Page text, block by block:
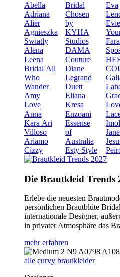
Abella
Adriana
Alier
Agnieszka
Swiatly
Alena
Leena
Bridal All
Who
Wander
Amy
Love
Anna
Kara Ari
Villoso
Ariamo
Cizzy
Bridal
Chosen
by
KYHA
Studios
DAMA
Couture
Diane
Legrand
Duett
Eliana
Kresa
Enzoani
Essense
of
Australia
Esty Style
Eva
Evie
Fara
Die Brautkleid Trends
Erlebe die neuesten
persönlichen Brautblüte
internationale Designer,
in privater Atmosphäre das
mehr erfahren
alle curvy brautkleider